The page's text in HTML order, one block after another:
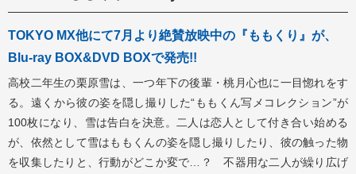
TOKYO MX他にて7月より絶賛放映中の『ももくり』が、
Blu-ray BOX&DVD BOXで発売!!
高校二年生の栗原雪は、一つ年下の後輩・桃月心也に一目惚れをす
る。遠くから彼の姿を隠し撮りした“ももくん写メコレクション”が
100枚になり、雪は告白を決意。二人は恋人として付き合い始める
が、依然として雪はももくんの姿を隠し撮りしたり、彼の触った物
を収集したりと、行動がどこか変で…？ 不器用な二人が繰り広げ